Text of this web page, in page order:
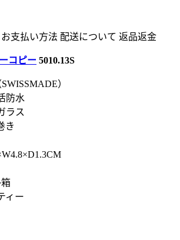
お支払い方法 配送について 返品返金
コピー 5010.13S
）
防水
ラス
き
ー